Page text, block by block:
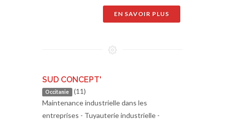
EN SAVOIR PLUS
SUD CONCEPT'
Occitanie (11)
Maintenance industrielle dans les
entreprises - Tuyauterie industrielle -